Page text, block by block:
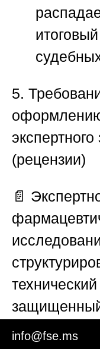
5.
оформлению
(рецензии)
📄
трактовок.
info@fse.ms